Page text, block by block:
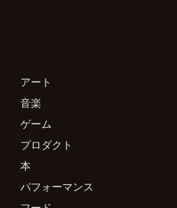
アート
音楽
ゲーム
プロダクト
本
パフォーマンス